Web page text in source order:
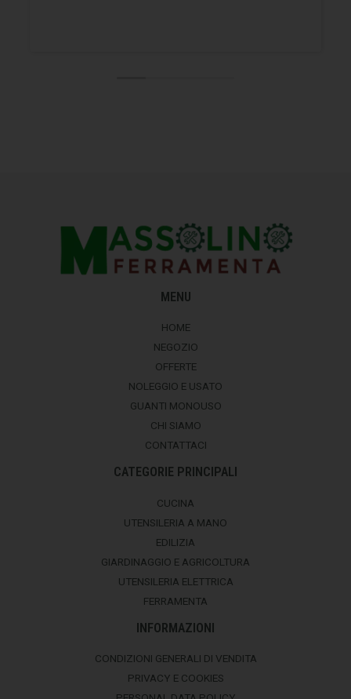
MENU
HOME
NEGOZIO
OFFERTE
NOLEGGIO E USATO
GUANTI MONOUSO
CHI SIAMO
CONTATTACI
CATEGORIE PRINCIPALI
CUCINA
UTENSILERIA A MANO
EDILIZIA
GIARDINAGGIO E AGRICOLTURA
UTENSILERIA ELETTRICA
FERRAMENTA
INFORMAZIONI
CONDIZIONI GENERALI DI VENDITA
PRIVACY E COOKIES